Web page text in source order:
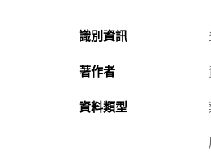
識別資訊
著作者
資料類型